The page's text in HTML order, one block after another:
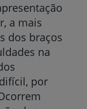
a mais
dos braços
na
por